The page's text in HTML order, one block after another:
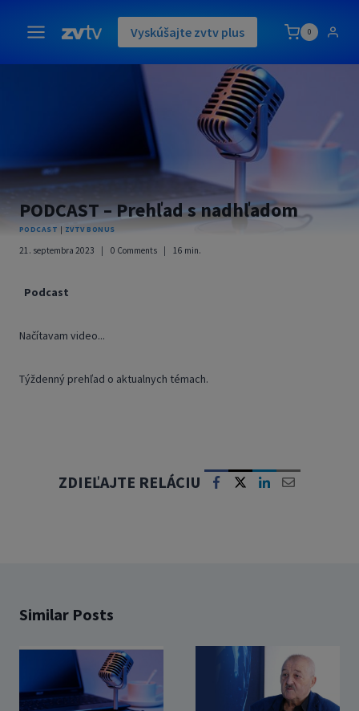
content
Vyskúšajte zvtv plus 0
PODCAST – Prehľad s nadhľadom
PODCAST | ZVTV BONUS
21. septembra 2023 0 Comments 16 min.
Podcast
Načítavam video...
Týždenný prehľad o aktualnych témach.
ZDIEĽAJTE RELÁCIU
Similar Posts